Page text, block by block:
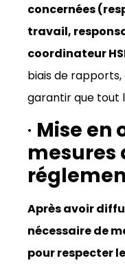
concernées
travail,
coordinateur
biais de rapports,
garantir que tout
· Mise en
mesures
Après avoir
nécessaire de
pour respecter